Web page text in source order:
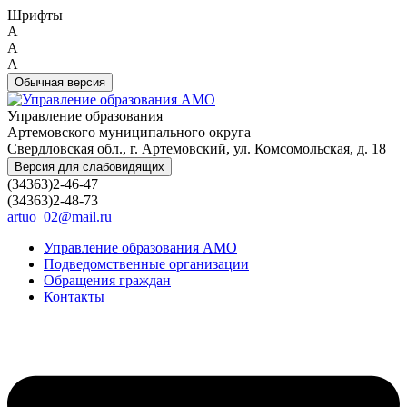
Шрифты
A
A
A
Обычная версия
Управление образования
Артемовского муниципального округа
Свердловская обл., г. Артемовский, ул. Комсомольская, д. 18
Версия для слабовидящих
(34363)2-46-47
(34363)2-48-73
artuo_02@mail.ru
Управление образования АМО
Подведомственные организации
Обращения граждан
Контакты